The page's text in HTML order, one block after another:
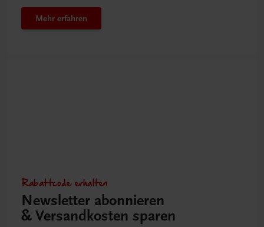
Mehr erfahren
Rabattcode erhalten
Newsletter abonnieren
& Versandkosten sparen